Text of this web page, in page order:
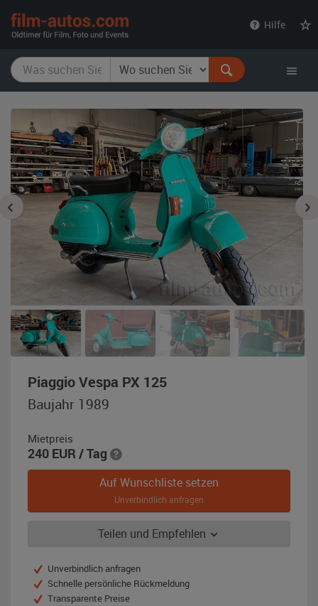
Hilfe
Piaggio Vespa PX 125,
Baujahr 1989
Mietpreis
240 EUR / Tag
Auf Wunschliste setzen
Unverbindlich anfragen
Teilen und Empfehlen
Unverbindlich anfragen
Schnelle persönliche Rückmeldung
Transparente Preise